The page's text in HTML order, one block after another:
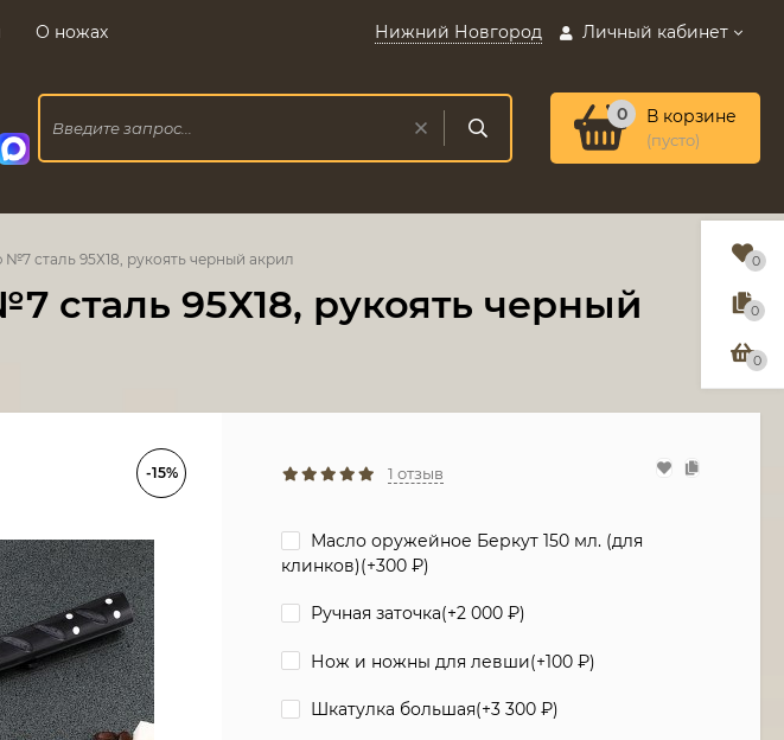
О ножах Нижний Новгород Личный кабинет
0 В корзине
(пусто)
сталь 95Х18, рукоять черный акрил
95Х18, рукоять черный
-15% 1 отзыв
Масло оружейное Беркут 150 мл. (для
клинков)(+300₽)
Ручная заточка(+2 000₽)
Нож и ножны для левши(+100₽)
Шкатулка большая(+3 300₽)
0
0
0